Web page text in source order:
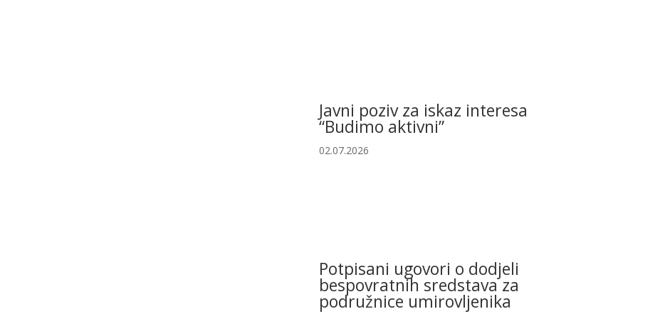
Javni poziv za iskaz interesa
“Budimo aktivni”
02.07.2026
Potpisani ugovori o dodjeli
bespovratnih sredstava za
podružnice umirovljenika